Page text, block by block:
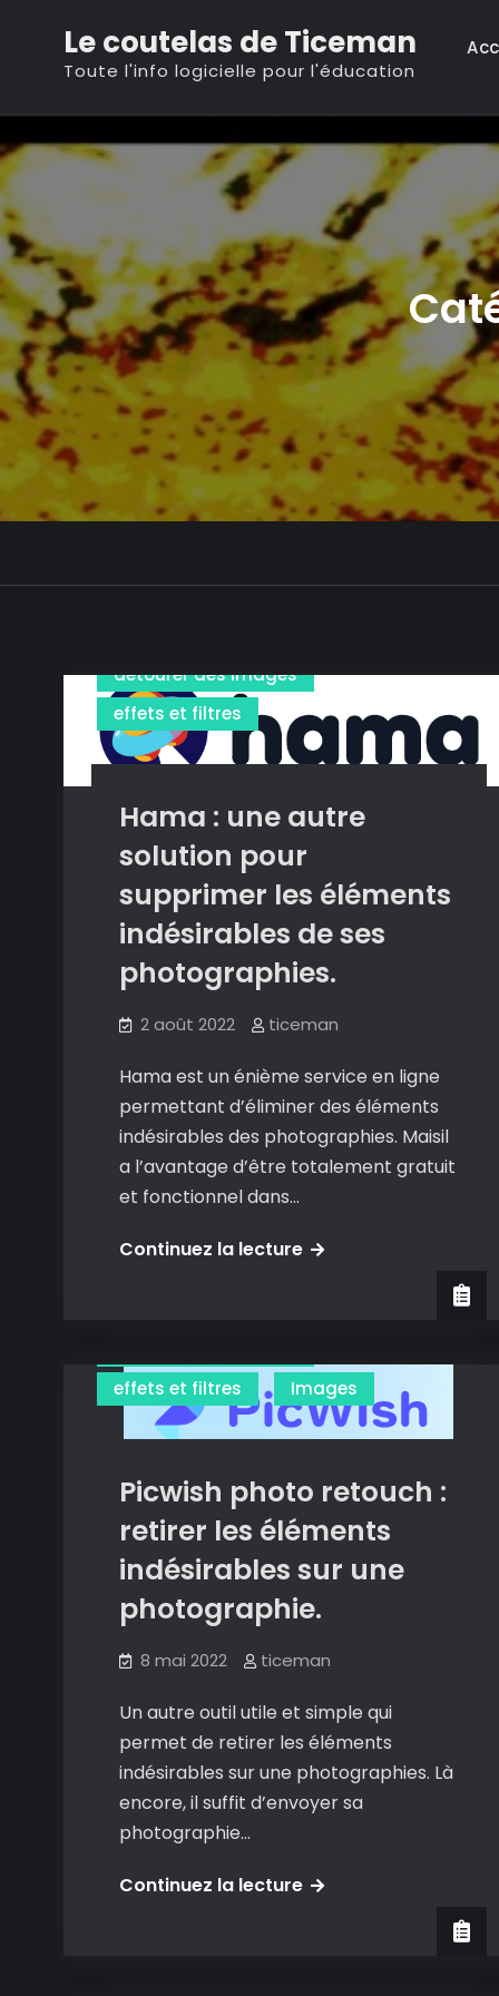
content
Le coutelas de Ticeman
Toute l'info logicielle pour l'éducation
détourer des images
effets et filtres
Hama : une autre
solution pour
supprimer les éléments
indésirables de ses
photographies.
2 août 2022 ticeman
Hama est un énième service en ligne
permettant d’éliminer des éléments
indésirables des photographies. Maisil
a l’avantage d’être totalement gratuit
et fonctionnel dans…
Continuez la lectureHama
solution
pour
supprimer
éléments
indésirables
de
ses
photographies.
effets et filtres
Images
Picwish photo retouch :
retirer les éléments
indésirables sur une
photographie.
8 mai 2022 ticeman
Un autre outil utile et simple qui
permet de retirer les éléments
indésirables sur une photographies. Là
encore, il suffit d’envoyer sa
photographie…
Continuez la lecturePicwish